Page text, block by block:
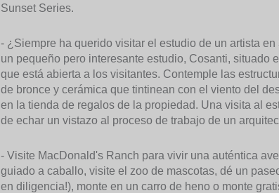
Sunset Series.
- ¿Siempre ha querido visitar el estudio de un artista
un pequeño pero interesante estudio, Cosanti, situado
que está abierta a los visitantes. Contemple las
de bronce y cerámica que tintinean con el viento del
en la tienda de regalos de la propiedad. Una visita al
de echar un vistazo al proceso de trabajo de un
- Visite MacDonald's Ranch para vivir una auténtica
guiado a caballo, visite el zoo de mascotas, dé un
en diligencia!), monte en un carro de heno o monte